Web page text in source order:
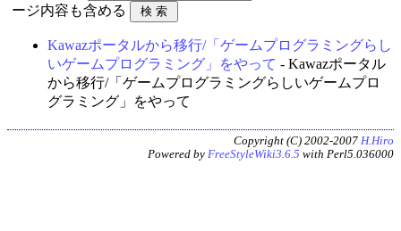
ージ内容も含める
Kawazポータルから移行/「ゲームプログラミングらし
いゲームプログラミング」をやって - Kawazポータル
から移行/「ゲームプログラミングらしいゲームプロ
グラミング」をやって
Copyright (C) 2002-2007 H.Hiro
Powered by FreeStyleWiki3.6.5 with Perl5.036000